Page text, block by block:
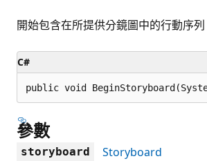
開始包含在所提供分鏡圖中的行動序列
C#
public void
參數
storyboard
Storyboard